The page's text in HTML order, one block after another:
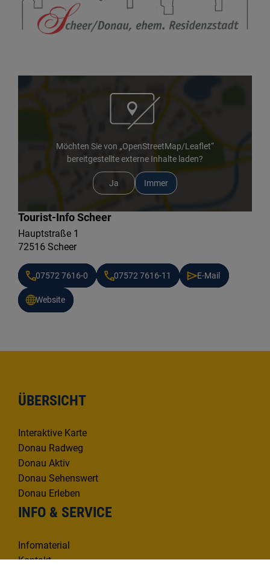
Möchten Sie von „OpenStreetMap/Leaflet“
bereitgestellte externe Inhalte laden?
Ja Immer
Tourist-Info Scheer
Hauptstraße 1
72516 Scheer
07572 7616-0 07572 7616-11 E-Mail
Website
ÜBERSICHT
Interaktive Karte
Donau Radweg
Donau Aktiv
Donau Sehenswert
Donau Erleben
INFO & SERVICE
Infomaterial
Kontakt